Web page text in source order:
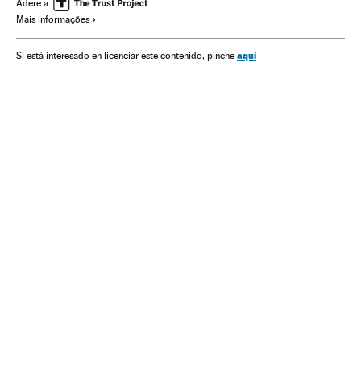
Adere a
Mais informações
Si está interesado en licenciar este contenido, pinche aquí